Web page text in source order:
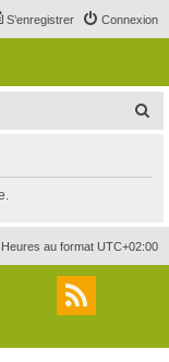
Connexion
S’enregistrer
r
c
r
Heures au format UTC+02:00